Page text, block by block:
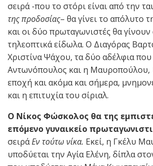
σειρά -που το στόρι είναι από την
της προδοσίας– θα γίνει το απόλυτο
και οι δύο πρωταγωνιστές θα
τηλεοπτικά είδωλα. Ο Διαγόρας
Χριστίνα Ψάχου, τα δύο αδέλφια
Αντωνόπουλος και η
εποχή και ακόμα και σήμερα,
και η επιτυχία του σίριαλ.
Ο Νίκος Φώσκολος θα της
επόμενο γυναικείο
σειράΕν τούτω νίκα. Εκεί, η Γκέλυ
υποδύεται την Αγία Ελένη, δίπλα